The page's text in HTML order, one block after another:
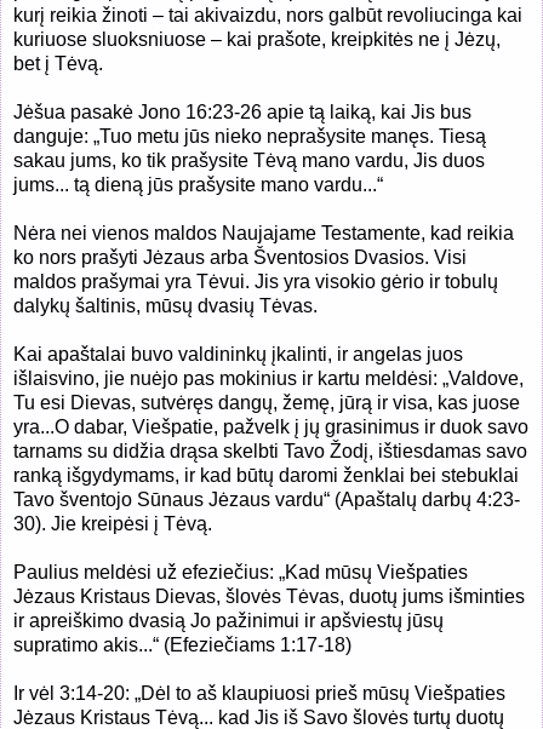
kurį reikia žinoti – tai akivaizdu, nors galbūt revoliucinga kai
kuriuose sluoksniuose – kai prašote, kreipkitės ne į Jėzų,
bet į Tėvą.
Jėšua pasakė Jono 16:23-26 apie tą laiką, kai Jis bus
danguje: „Tuo metu jūs nieko neprašysite manęs. Tiesą
sakau jums, ko tik prašysite Tėvą mano vardu, Jis duos
jums... tą dieną jūs prašysite mano vardu...“
Nėra nei vienos maldos Naujajame Testamente, kad reikia
ko nors prašyti Jėzaus arba Šventosios Dvasios. Visi
maldos prašymai yra Tėvui. Jis yra visokio gėrio ir tobulų
dalykų šaltinis, mūsų dvasių Tėvas.
Kai apaštalai buvo valdininkų įkalinti, ir angelas juos
išlaisvino, jie nuėjo pas mokinius ir kartu meldėsi: „Valdove,
Tu esi Dievas, sutvėręs dangų, žemę, jūrą ir visa, kas juose
yra...O dabar, Viešpatie, pažvelk į jų grasinimus ir duok savo
tarnams su didžia drąsa skelbti Tavo Žodį, ištiesdamas savo
ranką išgydymams, ir kad būtų daromi ženklai bei stebuklai
Tavo šventojo Sūnaus Jėzaus vardu“ (Apaštalų darbų 4:23-
30). Jie kreipėsi į Tėvą.
Paulius meldėsi už efeziečius: „Kad mūsų Viešpaties
Jėzaus Kristaus Dievas, šlovės Tėvas, duotų jums išminties
ir apreiškimo dvasią Jo pažinimui ir apšviestų jūsų
supratimo akis...“ (Efeziečiams 1:17-18)
Ir vėl 3:14-20: „Dėl to aš klaupiuosi prieš mūsų Viešpaties
Jėzaus Kristaus Tėvą... kad Jis iš Savo šlovės turtų duotų